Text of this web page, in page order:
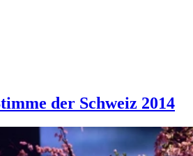
der Schweiz 2014